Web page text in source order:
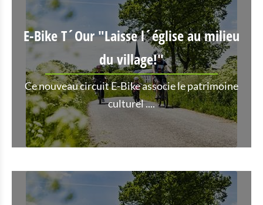
E-Bike T´Our "Laisse l´église au milieu
du village!"
Ce nouveau circuit E-Bike associe le patrimoine
culturel ....